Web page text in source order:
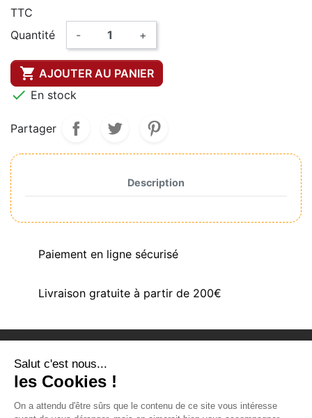
TTC
Quantité
- +
 AJOUTER AU PANIER
 En stock
Partager
Description
Paiement en ligne sécurisé
Livraison gratuite à partir de 200€
PRODUITS
NOTRE SOCIÉTÉ
Salut c'est nous...
les Cookies !
On a attendu d'être sûrs que le contenu de ce site vous intéresse